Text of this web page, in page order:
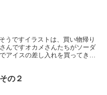
うですイラストは、買い物帰り
んですオカメさんたちがソーダ
アイスの差し入れを買ってきて
の２